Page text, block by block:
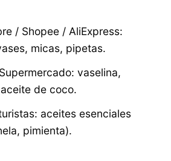
/ Shopee / AliExpress:
micas, pipetas.
vaselina,
de coco.
aceites esenciales
pimienta).